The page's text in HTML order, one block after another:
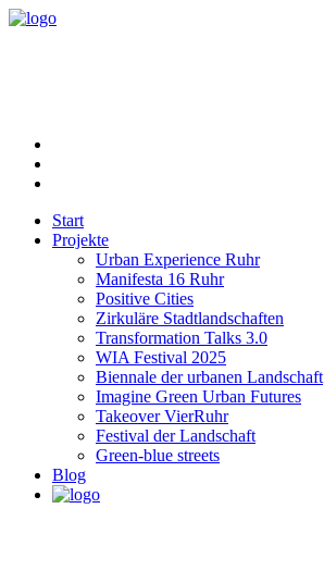
Start
Projekte
Urban Experience Ruhr
Manifesta 16 Ruhr
Positive Cities
Zirkuläre Stadtlandschaften
Transformation Talks 3.0
WIA Festival 2025
Biennale der urbanen Landschaft
Imagine Green Urban Futures
Takeover VierRuhr
Festival der Landschaft
Green-blue streets
Blog